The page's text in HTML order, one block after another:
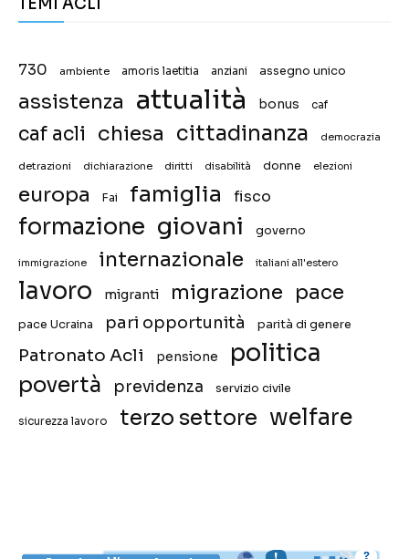
TEMI ACLI
730 ambiente amoris laetitia anziani assegno unico
assistenza attualità bonus caf
caf acli chiesa cittadinanza democrazia
detrazioni dichiarazione diritti disabilità donne elezioni
europa Fai famiglia fisco
formazione giovani governo
immigrazione internazionale italiani all'estero
lavoro migranti migrazione pace
pace Ucraina pari opportunità parità di genere
Patronato Acli pensione politica
povertà previdenza servizio civile
sicurezza lavoro terzo settore welfare